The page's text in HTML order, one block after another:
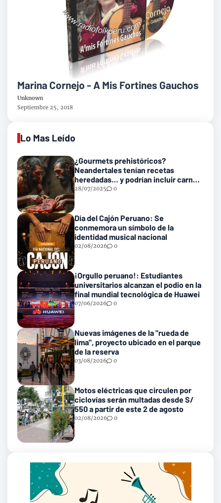
Marina Cornejo - A Mis Fortines Gauchos
Unknown
Septiembre 25, 2018
Lo Mas Leído
¿Gourmets prehistóricos?
Neandertales tenían recetas
heredadas… y podrían incluir carne
con gusanos
28/07/2025 0
Día del Cajón Peruano: Se
conmemora un símbolo de la
identidad musical nacional
02/08/2026 0
¡Orgullo peruano!: Estudiantes
universitarios alcanzan el podio en la
final mundial tecnológica de Huawei
07/06/2026 0
Nuevas imágenes de la "rueda de
lima", proyecto ubicado en el parque
de la reserva
03/08/2026 0
Motos eléctricas que circulen por
ciclovías serán multadas desde S/
550 a partir de este 2 de agosto
02/08/2026 0